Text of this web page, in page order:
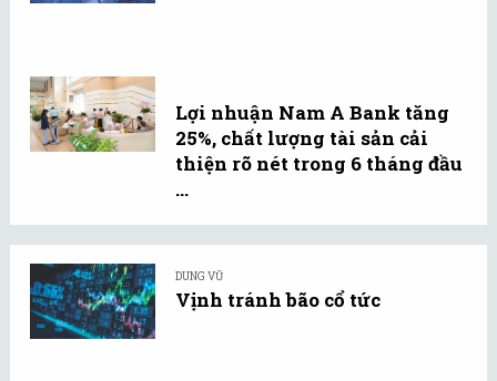
Lợi nhuận Nam A Bank tăng
25%, chất lượng tài sản cải
thiện rõ nét trong 6 tháng đầu
...
DUNG VŨ
Vịnh tránh bão cổ tức